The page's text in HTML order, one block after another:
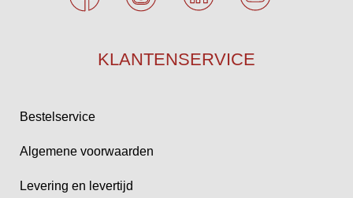
KLANTENSERVICE
Bestelservice
Algemene voorwaarden
Levering en levertijd